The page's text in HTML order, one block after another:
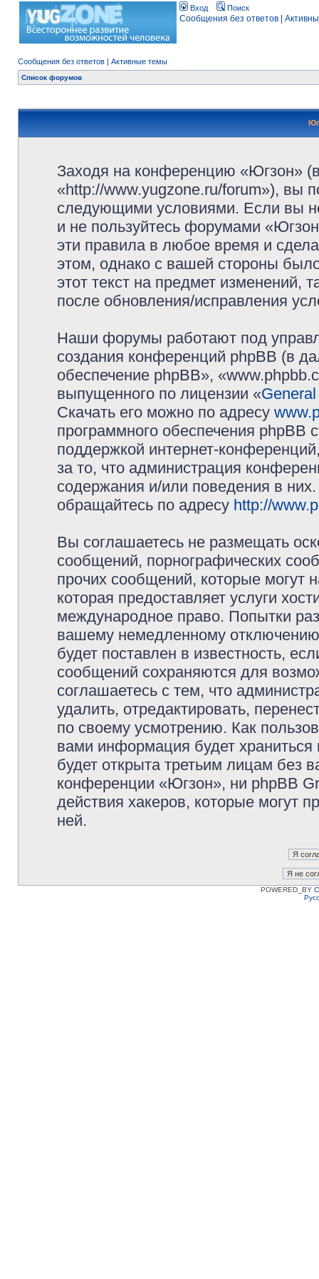
Вход Поиск
Сообщения без ответов
Сообщения без ответов | Активные темы
Список форумов
Заходя на конференцию «Югзон»
«http://www.yugzone.ru/forum»), вы
следующими условиями. Если вы
и не пользуйтесь форумами
эти правила в любое время и
этом, однако с вашей стороны
этот текст на предмет изменений,
после обновления/исправления
Наши форумы работают под
создания конференций phpBB (в
обеспечение phpBB»,
выпущенного по лицензии «
Скачать его можно по адресу
программного обеспечения phpBB
поддержкой интернет-
за то, что администрация
содержания и/или поведения в
обращайтесь по адресу http://
Вы соглашаетесь не размещать
сообщений, порнографических
прочих сообщений, которые могут
которая предоставляет услуги
международное право. Попытки
вашему немедленному
будет поставлен в известность,
сообщений сохраняются для
соглашаетесь с тем, что
удалить, отредактировать,
по своему усмотрению. Как
вами информация будет
будет открыта третьим лицам без
конференции «Югзон», ни phpBB
действия хакеров, которые могут
ней.
POWERED_BY